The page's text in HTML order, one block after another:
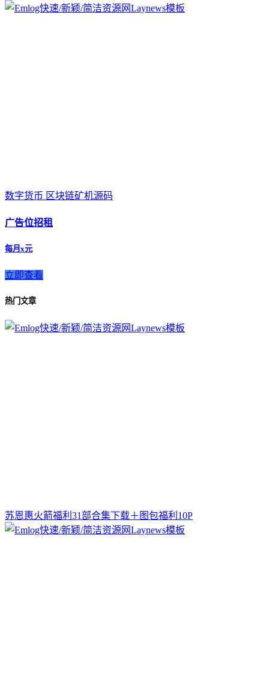
数字货币 区块链矿机源码
广告位招租
每月x元
立即查看
热门文章
苏恩惠火箭福利31部合集下载＋图包福利10P